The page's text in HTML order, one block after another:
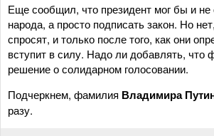
Еще сообщил, что президент мог бы и
народа, а просто подписать закон. Но
спросят, и только после того, как они
вступит в силу. Надо ли добавлять, что
решение о солидарном голосовании.
Подчеркнем, фамилия Владимира
разу.